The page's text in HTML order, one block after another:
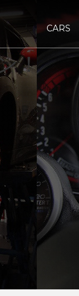
CARS
在庫情報
カスタマイズ
bond URAWA
bond NAGOYA
bond Wrap･
新着情報
！